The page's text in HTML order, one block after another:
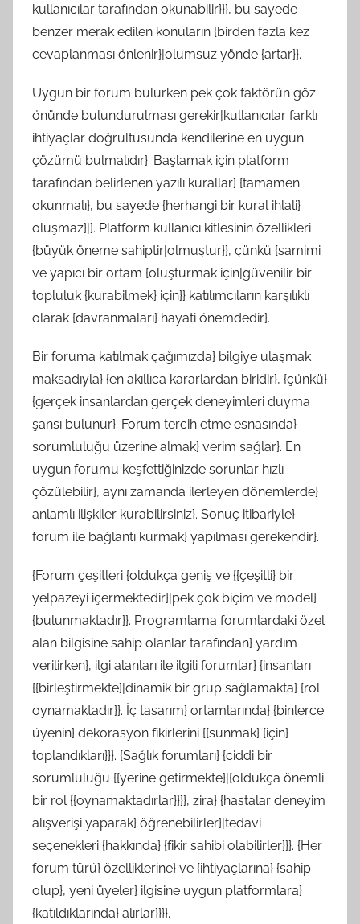
kullanıcılar tarafından okunabilir}}}, bu sayede
benzer merak edilen konuların {birden fazla kez
cevaplanması önlenir}|olumsuz yönde {artar}}.
Uygun bir forum bulurken pek çok faktörün göz
önünde bulundurulması gerekir|kullanıcılar farklı
ihtiyaçlar doğrultusunda kendilerine en uygun
çözümü bulmalıdır}. Başlamak için platform
tarafından belirlenen yazılı kurallar} {tamamen
okunmalı}, bu sayede {herhangi bir kural ihlali}
oluşmaz}|}. Platform kullanıcı kitlesinin özellikleri
{büyük öneme sahiptir|olmuştur}}, çünkü {samimi
ve yapıcı bir ortam {oluşturmak için|güvenilir bir
topluluk {kurabilmek} için}} katılımcıların karşılıklı
olarak {davranmaları} hayati önemdedir}.
Bir foruma katılmak çağımızda} bilgiye ulaşmak
maksadıyla} {en akıllıca kararlardan biridir}, {çünkü}
{gerçek insanlardan gerçek deneyimleri duyma
şansı bulunur}. Forum tercih etme esnasında}
sorumluluğu üzerine almak} verim sağlar}. En
uygun forumu keşfettiğinizde sorunlar hızlı
çözülebilir}, aynı zamanda ilerleyen dönemlerde}
anlamlı ilişkiler kurabilirsiniz}. Sonuç itibariyle}
forum ile bağlantı kurmak} yapılması gerekendir}.
{Forum çeşitleri {oldukça geniş ve {{çeşitli} bir
yelpazeyi içermektedir}|pek çok biçim ve model}
{bulunmaktadır}}. Programlama forumlardaki özel
alan bilgisine sahip olanlar tarafından} yardım
verilirken}, ilgi alanları ile ilgili forumlar} {insanları
{{birleştirmekte}|dinamik bir grup sağlamakta} {rol
oynamaktadır}}. İç tasarım} ortamlarında} {binlerce
üyenin} dekorasyon fikirlerini {{sunmak} {için}
toplandıkları}}}. {Sağlık forumları} {ciddi bir
sorumluluğu {{yerine getirmekte}|{oldukça önemli
bir rol {{oynamaktadırlar}}}}, zira} {hastalar deneyim
alışverişi yaparak} öğrenebilirler}|tedavi
seçenekleri {hakkında} {fikir sahibi olabilirler}}}. {Her
forum türü} özelliklerine} ve {ihtiyaçlarına} {sahip
olup}, yeni üyeler} ilgisine uygun platformlara}
{katıldıklarında} alırlar}}}}.